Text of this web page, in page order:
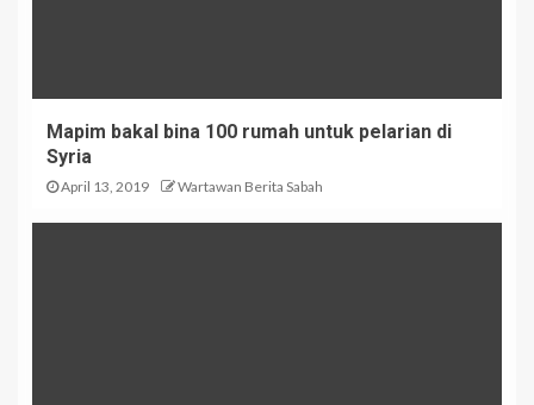
Mapim bakal bina 100 rumah untuk pelarian di
Syria
April 13, 2019 Wartawan Berita Sabah